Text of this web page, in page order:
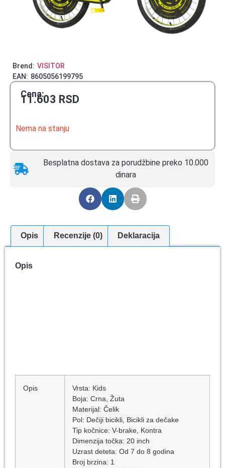
Brend: VISITOR
EAN: 8605056199795
Cena:
11.603 RSD
Nema na stanju
Besplatna dostava za porudžbine preko 10.000
dinara
Opis Recenzije (0) Deklaracija
Opis
Opis
Vrsta: Kids
Boja: Crna, Žuta
Materijal: Čelik
Pol: Dečiji bicikli, Bicikli za dečake
Tip kočnice: V-brake, Kontra
Dimenzija točka: 20 inch
Uzrast deteta: Od 7 do 8 godina
Broj brzina: 1